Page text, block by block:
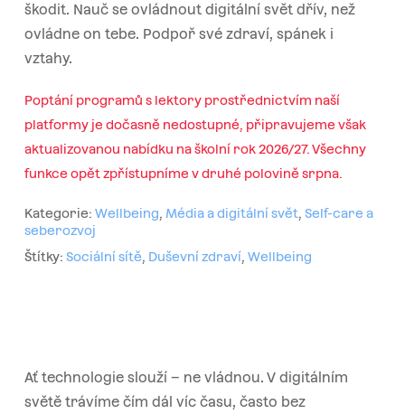
škodit. Nauč se ovládnout digitální svět dřív, než
ovládne on tebe. Podpoř své zdraví, spánek i
vztahy.
Poptání programů s lektory prostřednictvím naší
platformy je dočasně nedostupné, připravujeme však
aktualizovanou nabídku na školní rok 2026/27. Všechny
funkce opět zpřístupníme v druhé polovině srpna.
Kategorie: Wellbeing, Média a digitální svět, Self-care a
seberozvoj
Štítky: Sociální sítě, Duševní zdraví, Wellbeing
Ať technologie slouží – ne vládnou. V digitálním
světě trávíme čím dál víc času, často bez